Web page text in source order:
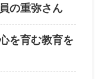
の重弥さん
を育む教育を